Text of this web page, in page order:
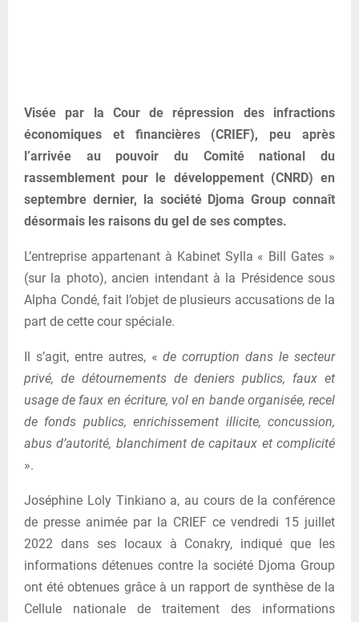
Visée par la Cour de répression des infractions
économiques et financières (CRIEF), peu après
l’arrivée au pouvoir du Comité national du
rassemblement pour le développement (CNRD) en
septembre dernier, la société Djoma Group connaît
désormais les raisons du gel de ses comptes.
L’entreprise appartenant à Kabinet Sylla « Bill Gates »
(sur la photo), ancien intendant à la Présidence sous
Alpha Condé, fait l’objet de plusieurs accusations de la
part de cette cour spéciale.
Il s’agit, entre autres, «de corruption dans le secteur
privé, de détournements de deniers publics, faux et
usage de faux en écriture, vol en bande organisée, recel
de fonds publics, enrichissement illicite, concussion,
abus d’autorité, blanchiment de capitaux et complicité
».
Joséphine Loly Tinkiano a, au cours de la conférence
de presse animée par la CRIEF ce vendredi 15 juillet
2022 dans ses locaux à Conakry, indiqué que les
informations détenues contre la société Djoma Group
ont été obtenues grâce à un rapport de synthèse de la
Cellule nationale de traitement des informations